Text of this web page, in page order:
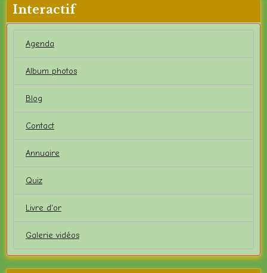
Interactif
Agenda
Album photos
Blog
Contact
Annuaire
Quiz
Livre d'or
Galerie vidéos